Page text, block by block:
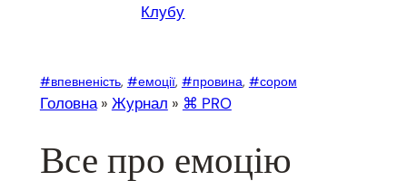
Клубу
#впевненість, #емоції, #провина, #сором
Головна» Журнал » ⌘ PRO
Все про емоцію